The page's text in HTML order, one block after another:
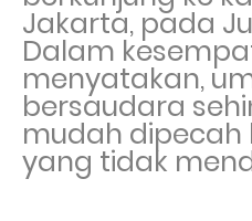
Jakarta, pada
Dalam
menyatakan,
bersaudara
mudah dipecah
yang tidak